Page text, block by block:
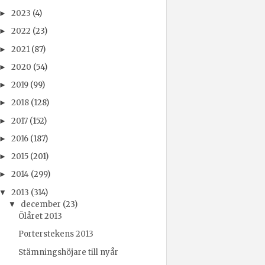
2023 (4)
2022 (23)
2021 (87)
2020 (54)
2019 (99)
2018 (128)
2017 (152)
2016 (187)
2015 (201)
2014 (299)
2013 (314)
▼ december (23)
Ölåret 2013
Porterstekens 2013
Stämningshöjare till nyår